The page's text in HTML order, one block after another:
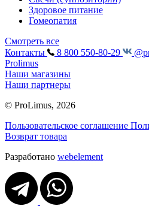
Здоровое питание
Гомеопатия
Смотреть все
Контакты
8 800 550-80-29
Prolimus
Наши магазины
Наши партнеры
© ProLimus, 2026
Пользовательское соглашение
Возврат товара
Разработано webelement